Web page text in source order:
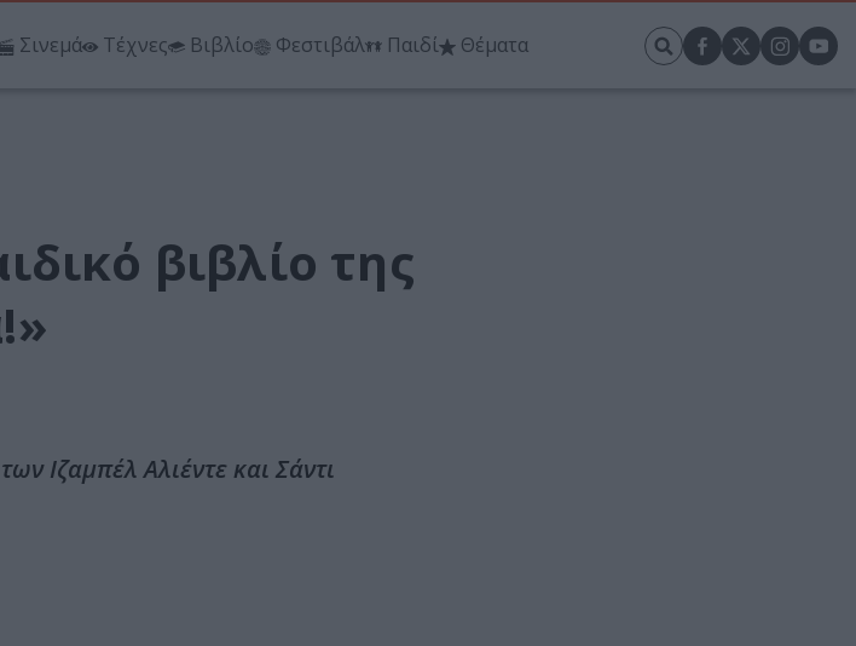
Σινεμά Τέχνες Βιβλίο Φεστιβάλ Παιδί Θέματα
βιβλίο της
Ιζαμπέλ Αλιέντε και Σάντι